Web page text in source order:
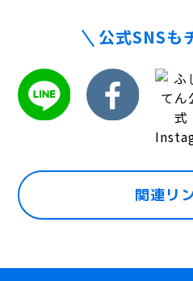
公式SNSも
関連リ